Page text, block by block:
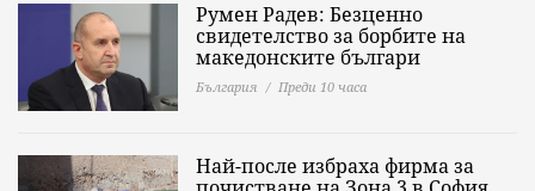
Румен Радев: Безценно
свидетелство за борбите на
македонските българи
България Преди 10 часа
Най-после избраха фирма за